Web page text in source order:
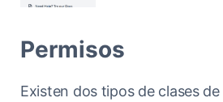
Permisos
Existen dos tipos de clases